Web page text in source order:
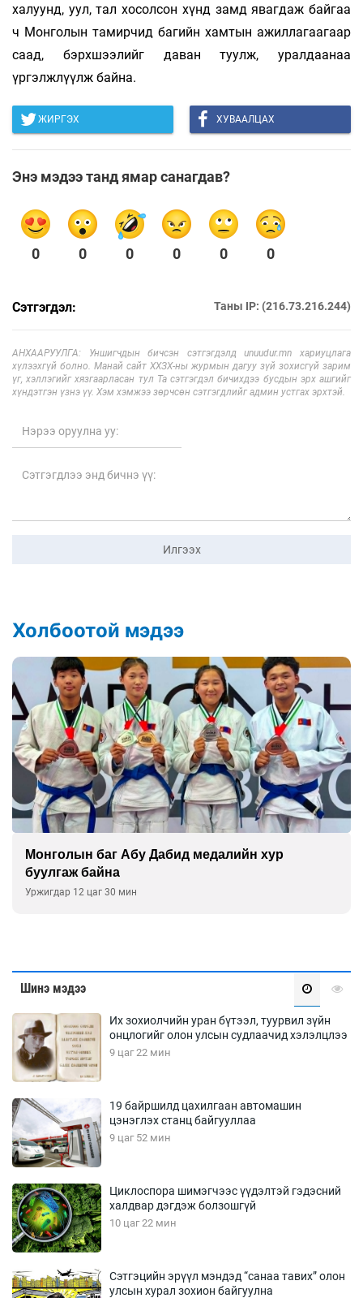
халуунд, уул, тал хосолсон хүнд замд явагдаж байгаа
ч Монголын тамирчид багийн хамтын ажиллагаагаар
саад, бэрхшээлийг даван туулж, уралдаанаа
үргэлжлүүлж байна.
ЖИРГЭХ ХУВААЛЦАХ
Энэ мэдээ танд ямар санагдав?
0 0 0 0 0 0
Сэтгэгдэл: Таны IP: (216.73.216.244)
АНХААРУУЛГА: Уншигчдын бичсэн сэтгэгдэлд unuudur.mn хариуцлага
хүлээхгүй болно. Манай сайт ХХЗХ-ны журмын дагуу зүй зохисгүй зарим
үг, хэллэгийг хязгаарласан тул Та сэтгэгдэл бичихдээ бусдын эрх ашгийг
хүндэтгэн үзнэ үү. Хэм хэмжээ зөрчсөн сэтгэгдлийг админ устгах эрхтэй.
Илгээх
Холбоотой мэдээ
Монголын баг Абу Дабид медалийн хур
буулгаж байна
Уржигдар 12 цаг 30 мин
Шинэ мэдээ
Их зохиолчийн уран бүтээл, туурвил зүйн
онцлогийг олон улсын судлаачид хэлэлцлээ
9 цаг 22 мин
19 байршилд цахилгаан автомашин
цэнэглэх станц байгууллаа
9 цаг 52 мин
Циклоспора шимэгчээс үүдэлтэй гэдэсний
халдвар дэгдэж болзошгүй
10 цаг 22 мин
Сэтгэцийн эрүүл мэндэд “санаа тавих” олон
улсын хурал зохион байгуулна